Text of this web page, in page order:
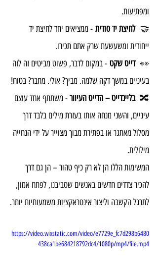
ומפתיעות.
🤝 לחיצת יד סודית - ממציאים יחד לחיצת יד
ייחודית ומשעשעת שרק אתם תכירו.
👀 דייט שקט - במקום לדבר, פשוט מביטים זה לזה
בעיניים במשך דקה שלמה. מביך? אולי. מחבר? בטוח!
🔀 בליינדייט – הדייט העיוור - משתתף אחד עוצם
עיניים, והשני מנחה אותו בעזרת מילים בלבד דרך
מסלול מאתגר או בפתירת מבוך מצוייר על ידי הנחייה
מילולית.
המשימות הללו הן לא רק כיף טהור – הן גם דרך
להכיר צדדים חדשים באנשים שסביבנו, לפתח אמון,
לתרגל הקשבה וליצור אינטראקציות משמעותיות יותר.
https://video.wixstatic.com/video/e7729e_fc7d298b6480
438ca1be684218792dc4/1080p/mp4/file.mp4